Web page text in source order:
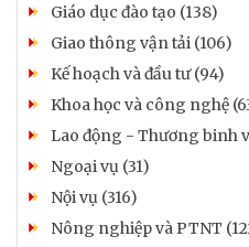
Giáo dục đào tạo (138)
Giao thông vận tải (106)
Kế hoạch và đầu tư (94)
Khoa học và công nghệ
Lao động - Thương binh
Ngoại vụ (31)
Nội vụ (316)
Nông nghiệp và PTNT